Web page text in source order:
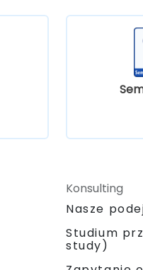
Konsulting
Nasze
Studium
study)